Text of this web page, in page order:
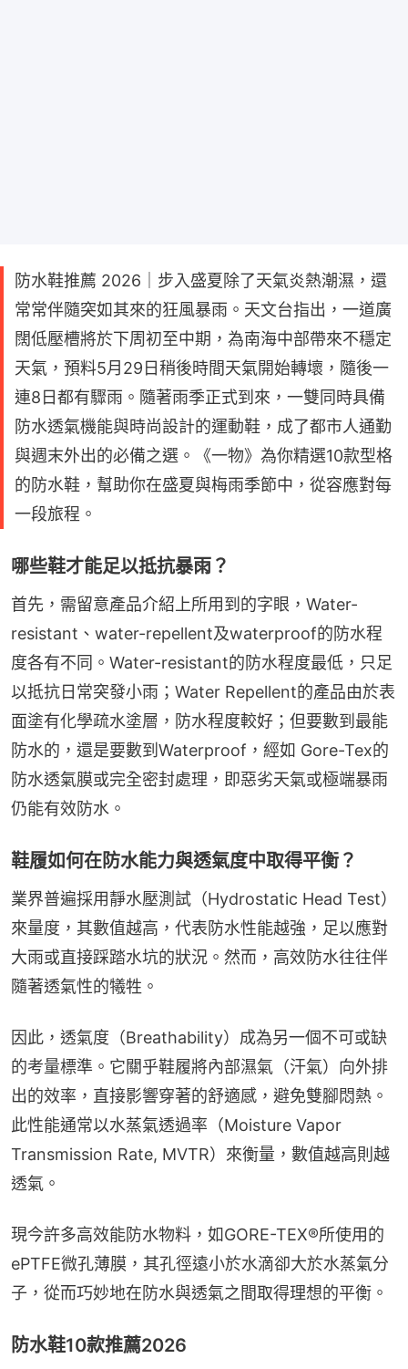
防水鞋推薦 2026｜步入盛夏除了天氣炎熱潮濕，還
常常伴隨突如其來的狂風暴雨。天文台指出，一道廣
闊低壓槽將於下周初至中期，為南海中部帶來不穩定
天氣，預料5月29日稍後時間天氣開始轉壞，隨後一
連8日都有驟雨。隨著雨季正式到來，一雙同時具備
防水透氣機能與時尚設計的運動鞋，成了都市人通勤
與週末外出的必備之選。《一物》為你精選10款型格
的防水鞋，幫助你在盛夏與梅雨季節中，從容應對每
一段旅程。
哪些鞋才能足以抵抗暴雨？
首先，需留意產品介紹上所用到的字眼，Water-
resistant、water-repellent及waterproof的防水程
度各有不同。Water-resistant的防水程度最低，只足
以抵抗日常突發小雨；Water Repellent的產品由於表
面塗有化學疏水塗層，防水程度較好；但要數到最能
防水的，還是要數到Waterproof，經如 Gore-Tex的
防水透氣膜或完全密封處理，即惡劣天氣或極端暴雨
仍能有效防水。
鞋履如何在防水能力與透氣度中取得平衡？
業界普遍採用靜水壓測試（Hydrostatic Head Test）
來量度，其數值越高，代表防水性能越強，足以應對
大雨或直接踩踏水坑的狀況。然而，高效防水往往伴
隨著透氣性的犧牲。
因此，透氣度（Breathability）成為另一個不可或缺
的考量標準。它關乎鞋履將內部濕氣（汗氣）向外排
出的效率，直接影響穿著的舒適感，避免雙腳悶熱。
此性能通常以水蒸氣透過率（Moisture Vapor
Transmission Rate, MVTR）來衡量，數值越高則越
透氣。
現今許多高效能防水物料，如GORE-TEX®所使用的
ePTFE微孔薄膜，其孔徑遠小於水滴卻大於水蒸氣分
子，從而巧妙地在防水與透氣之間取得理想的平衡。
防水鞋10款推薦2026